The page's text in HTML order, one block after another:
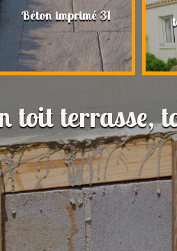
Béton imprimé 31
toit terrasse,